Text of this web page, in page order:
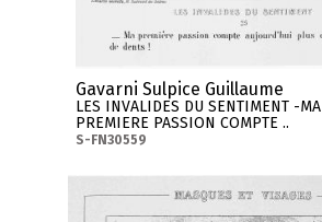
Gavarni Sulpice Guillaume
LES INVALIDES DU SENTIMENT -MA
PREMIERE PASSION COMPTE ..
S-FN30559